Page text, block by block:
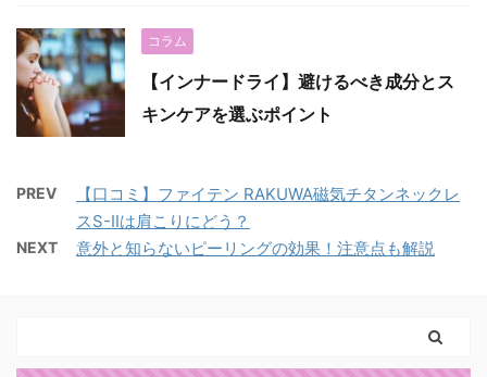
コラム
【インナードライ】避けるべき成分とス
キンケアを選ぶポイント
PREV
【口コミ】ファイテン RAKUWA磁気チタンネックレ
スS-Ⅱは肩こりにどう？
NEXT 意外と知らないピーリングの効果！注意点も解説